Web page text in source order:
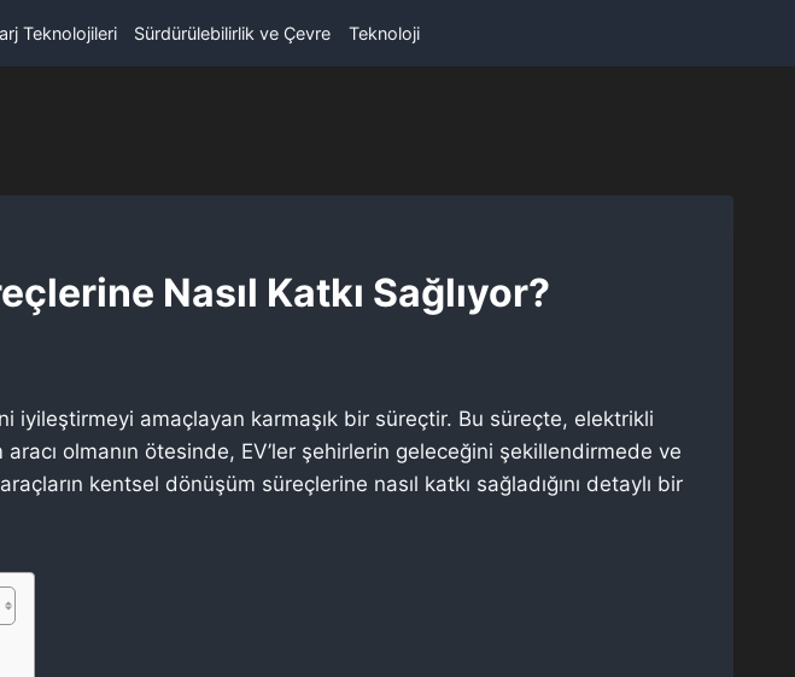
Teknolojileri Sürdürülebilirlik ve Çevre Teknoloji
Nasıl Katkı Sağlıyor?
amaçlayan karmaşık bir süreçtir. Bu süreçte, elektrikli
olmanın ötesinde, EV’ler şehirlerin geleceğini şekillendirmede ve
kentsel dönüşüm süreçlerine nasıl katkı sağladığını detaylı bir